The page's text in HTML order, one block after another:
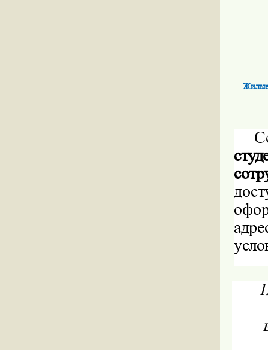
Жилые
1.